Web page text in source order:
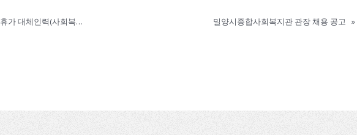
밀양시종합사회복지관 육아휴직·출산휴가 대체인력(사회복지사) 공개채용 최종합격자 공고 밀양시종합사회복지관 관장 채용 공고 »